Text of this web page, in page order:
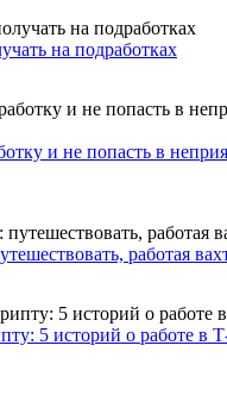
на подработках
и не попасть в
работая
5 историй о работе в